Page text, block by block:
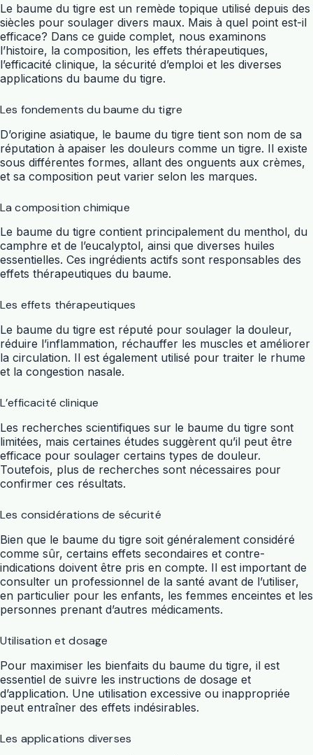
Le baume du tigre est un remède topique utilisé depuis des
siècles pour soulager divers maux. Mais à quel point est-il
efficace? Dans ce guide complet, nous examinons
l’histoire, la composition, les effets thérapeutiques,
l’efficacité clinique, la sécurité d’emploi et les diverses
applications du baume du tigre.
Les fondements du baume du tigre
D’origine asiatique, le baume du tigre tient son nom de sa
réputation à apaiser les douleurs comme un tigre. Il existe
sous différentes formes, allant des onguents aux crèmes,
et sa composition peut varier selon les marques.
La composition chimique
Le baume du tigre contient principalement du menthol, du
camphre et de l’eucalyptol, ainsi que diverses huiles
essentielles. Ces ingrédients actifs sont responsables des
effets thérapeutiques du baume.
Les effets thérapeutiques
Le baume du tigre est réputé pour soulager la douleur,
réduire l’inflammation, réchauffer les muscles et améliorer
la circulation. Il est également utilisé pour traiter le rhume
et la congestion nasale.
L’efficacité clinique
Les recherches scientifiques sur le baume du tigre sont
limitées, mais certaines études suggèrent qu’il peut être
efficace pour soulager certains types de douleur.
Toutefois, plus de recherches sont nécessaires pour
confirmer ces résultats.
Les considérations de sécurité
Bien que le baume du tigre soit généralement considéré
comme sûr, certains effets secondaires et contre-
indications doivent être pris en compte. Il est important de
consulter un professionnel de la santé avant de l’utiliser,
en particulier pour les enfants, les femmes enceintes et les
personnes prenant d’autres médicaments.
Utilisation et dosage
Pour maximiser les bienfaits du baume du tigre, il est
essentiel de suivre les instructions de dosage et
d’application. Une utilisation excessive ou inappropriée
peut entraîner des effets indésirables.
Les applications diverses